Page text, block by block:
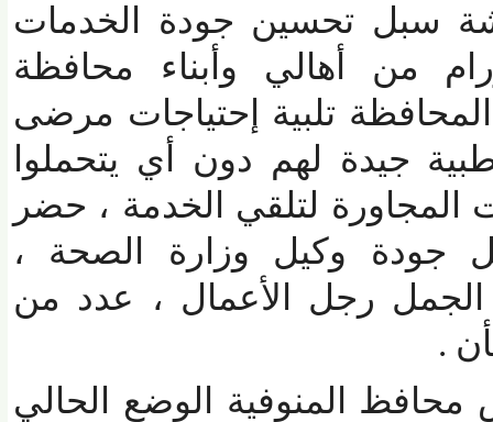
سبل تحسين جودة الخدمات
من أهالي وأبناء محافظة
تلبية إحتياجات مرضى
جيدة لهم دون أي يتحملوا
لتلقي الخدمة ، حضر
جودة وكيل وزارة الصحة ،
رجل الأعمال ، عدد من
.
المنوفية الوضع الحالي